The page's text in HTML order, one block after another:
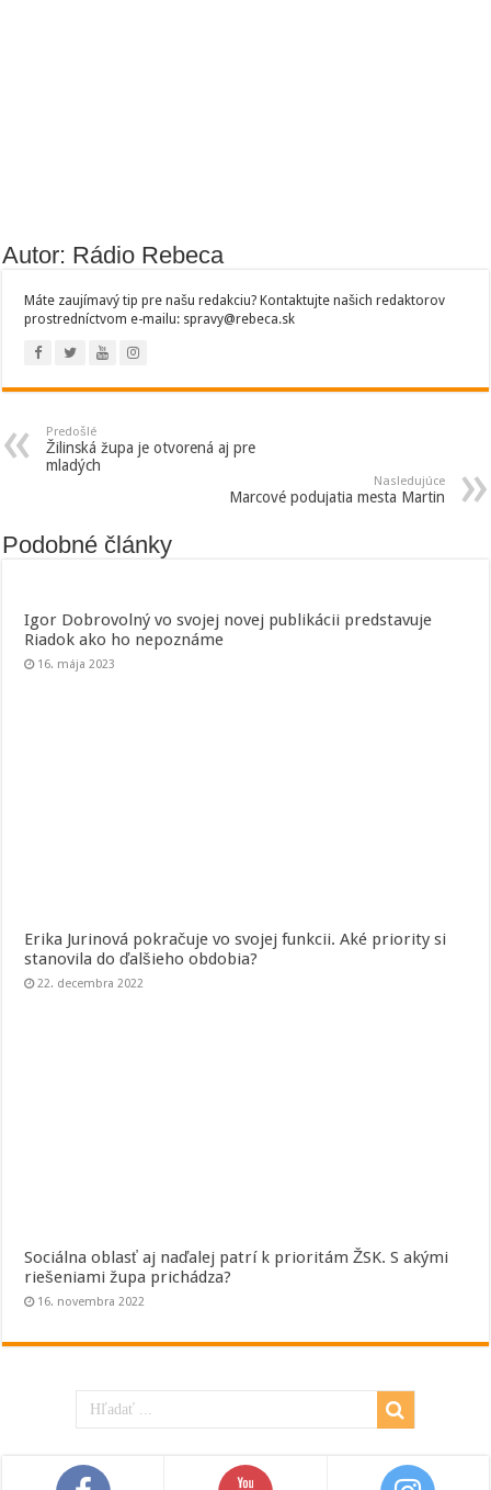
Autor: Rádio Rebeca
Máte zaujímavý tip pre našu redakciu? Kontaktujte našich redaktorov
prostredníctvom e-mailu: spravy@rebeca.sk
Predošlé
Žilinská župa je otvorená aj pre
mladých
Nasledujúce
Marcové podujatia mesta Martin
Podobné články
Igor Dobrovolný vo svojej novej publikácii predstavuje
Riadok ako ho nepoznáme
16. mája 2023
Erika Jurinová pokračuje vo svojej funkcii. Aké priority si
stanovila do ďalšieho obdobia?
22. decembra 2022
Sociálna oblasť aj naďalej patrí k prioritám ŽSK. S akými
riešeniami župa prichádza?
16. novembra 2022